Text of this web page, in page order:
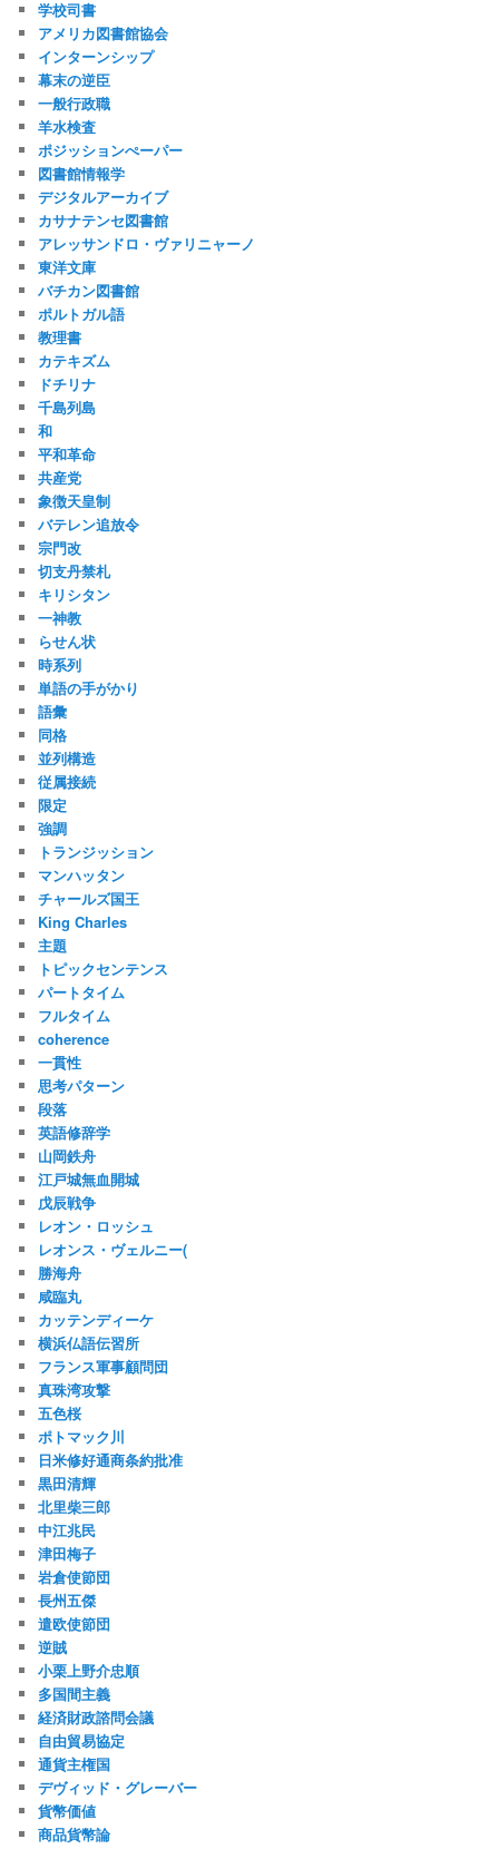
学校司書
アメリカ図書館協会
インターンシップ
幕末の逆臣
一般行政職
羊水検査
ポジッションぺーパー
図書館情報学
デジタルアーカイブ
カサナテンセ図書館
アレッサンドロ・ヴァリニャーノ
東洋文庫
バチカン図書館
ポルトガル語
教理書
カテキズム
ドチリナ
千島列島
和
平和革命
共産党
象徴天皇制
バテレン追放令
宗門改
切支丹禁札
キリシタン
一神教
らせん状
時系列
単語の手がかり
語彙
同格
並列構造
従属接続
限定
強調
トランジッション
マンハッタン
チャールズ国王
King Charles
主題
トピックセンテンス
パートタイム
フルタイム
coherence
一貫性
思考パターン
段落
英語修辞学
山岡鉄舟
江戸城無血開城
戊辰戦争
レオン・ロッシュ
レオンス・ヴェルニー(
勝海舟
咸臨丸
カッテンディーケ
横浜仏語伝習所
フランス軍事顧問団
真珠湾攻撃
五色桜
ポトマック川
日米修好通商条約批准
黒田清輝
北里柴三郎
中江兆民
津田梅子
岩倉使節団
長州五傑
遣欧使節団
逆賊
小栗上野介忠順
多国間主義
経済財政諮問会議
自由貿易協定
通貨主権国
デヴィッド・グレーバー
貨幣価値
商品貨幣論